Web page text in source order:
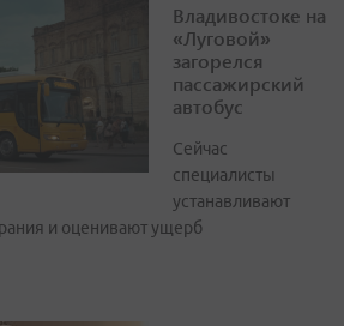
Владивостоке на
«Луговой»
загорелся
пассажирский
автобус
Сейчас
специалисты
устанавливают
и оценивают ущерб